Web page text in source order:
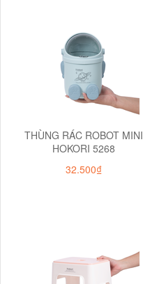
THÙNG RÁC ROBOT MINI
HOKORI 5268
32.500₫